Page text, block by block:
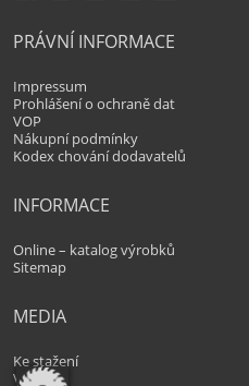
PRÁVNÍ INFORMACE
Impressum
Prohlášení o ochraně dat
VOP
Nákupní podmínky
Kodex chování dodavatelů
INFORMACE
Online – katalog výrobků
Sitemap
MEDIA
Ke stažení
Videa